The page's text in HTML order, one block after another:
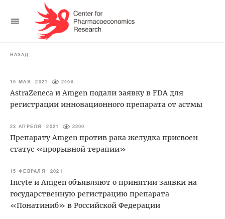
НАЗАД
19 МАЯ 2021 2498
AstraZeneca и Amgen подали заявку в FDA для
регистрации инновационного препарата от астмы
23 АПРЕЛЯ 2021 2200
Препарату Amgen против рака желудка присвоен
статус «прорывной терапии»
15 ФЕВРАЛЯ 2021
Incyte и Amgen объявляют о принятии заявки на
государственную регистрацию препарата
«Понатиниб» в Российской Федерации